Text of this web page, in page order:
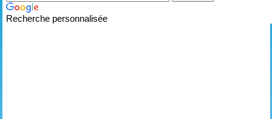
Recherche personnalisée